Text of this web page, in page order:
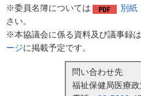
※委員名簿については 別紙
さい。
※本協議会に係る資料及び議事録
ージに掲載予定です。
問い合わせ先
福祉保健局医療